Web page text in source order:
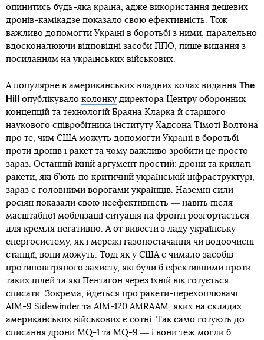
опинитись будь-яка країна, адже використання дешевих
дронів-камікадзе показало свою ефективність. Тож
важливо допомогти Україні в боротьбі з ними, паралельно
вдосконалюючи відповідні засоби ППО, пише видання з
посиланням на українських військових.
А популярне в американських владних колах видання The
Hill опублікувало колонку директора Центру оборонних
концепцій та технологій Браяна Кларка й старшого
наукового співробітника інституту Хадсона Тімоті Волтона
про те, чим США можуть допомогти Україні в боротьбі
проти дронів і ракет та чому важливо зробити це просто
зараз. Останній їхній аргумент простий: дрони та крилаті
ракети, які б’ють по критичній українській інфраструктурі,
зараз є головними ворогами українців. Наземні сили
росіян показали свою неефективність ― навіть після
масштабної мобілізації ситуація на фронті розгортається
для кремля негативно. А от вивести з ладу українську
енергосистему, як і мережі газопостачання чи водоочисні
станції, вони можуть. Тоді як у США є чимало засобів
протиповітряного захисту, які були б ефективними проти
таких цілей та які Пентагон через їхній вік готується
списати. Зокрема, йдеться про ракети-перехоплювачі
AIM-9 Sidewinder та AIM-120 AMRAAM, яких на складах
американських військових є сотні. Так само готують до
списання дрони MQ-1 та MQ-9 ― і вони теж могли б